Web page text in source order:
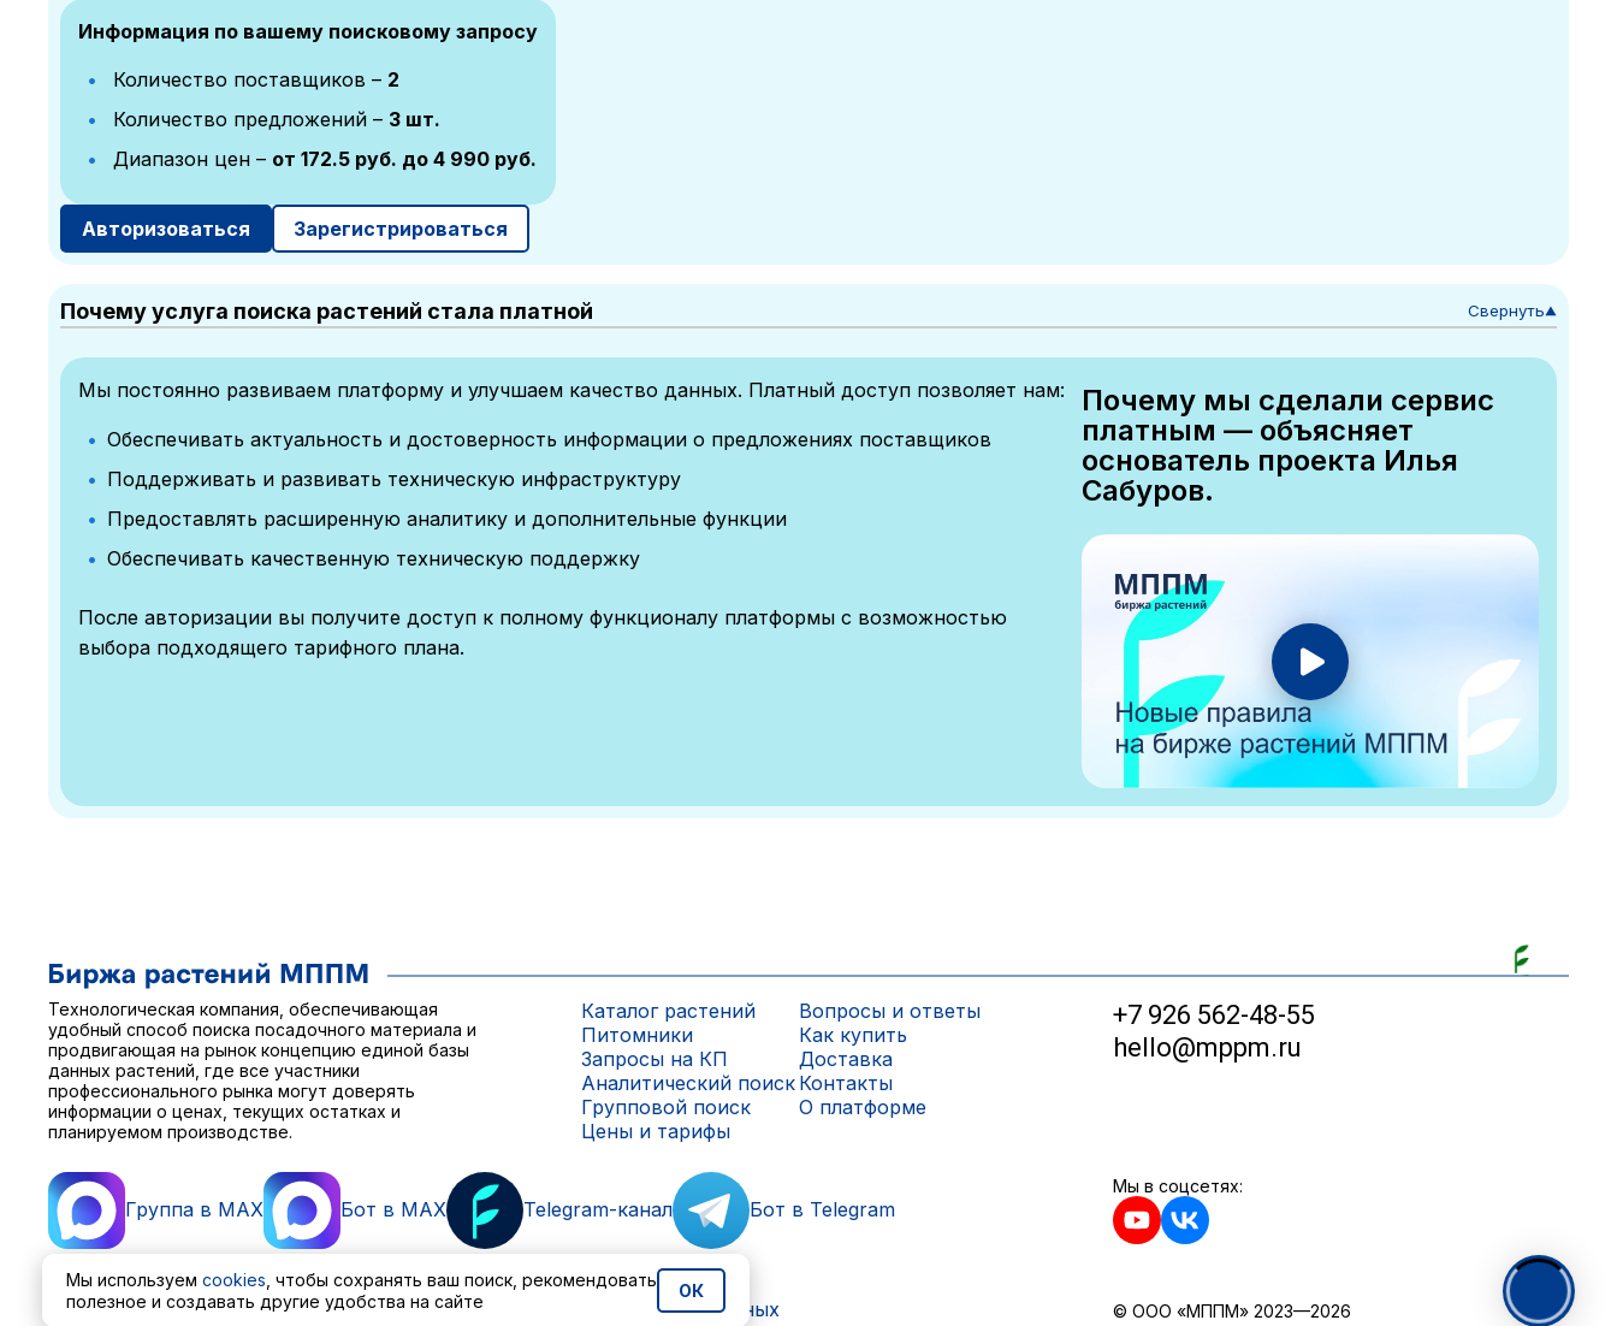
Информация по вашему поисковому запросу
Количество поставщиков – 2
Количество предложений – 3 шт.
Диапазон цен – от 172.5 руб. до 4 990 руб.
Авторизоваться Зарегистрироваться
Почему услуга поиска растений стала платной Свернуть▼
Мы постоянно развиваем платформу и улучшаем качество данных. Платный доступ позволяет нам:
Обеспечивать актуальность и достоверность информации о предложениях поставщиков
Поддерживать и развивать техническую инфраструктуру
Предоставлять расширенную аналитику и дополнительные функции
Обеспечивать качественную техническую поддержку
После авторизации вы получите доступ к полному функционалу платформы с возможностью
выбора подходящего тарифного плана.
Почему мы сделали сервис
платным — объясняет
основатель проекта Илья
Сабуров.
Технологическая компания, обеспечивающая
удобный способ поиска посадочного материала и
продвигающая на рынок концепцию единой базы
данных растений, где все участники
профессионального рынка могут доверять
информации о ценах, текущих остатках и
планируемом производстве.
Каталог растений
Питомники
Запросы на КП
Аналитический поиск
Групповой поиск
Цены и тарифы
Вопросы и ответы
Как купить
Доставка
Контакты
О платформе
+7 926 562-48-55
hello@mppm.ru
Группа в MAX Бот в MAX Telegram-канал Бот в Telegram
Мы в соцсетях:
Пользовательское соглашениеПолитика обработки персональных данных © ООО «МППМ» 2023—2026
Мы используем cookies , чтобы сохранять ваш поиск, рекомендовать
полезное и создавать другие удобства на сайте
ОК